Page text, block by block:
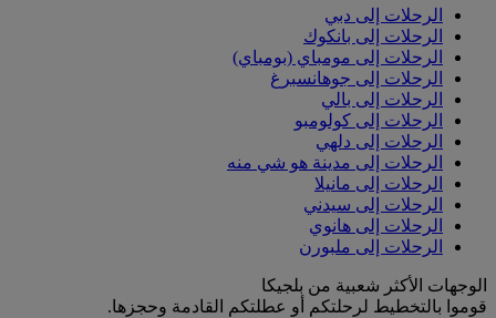
الرحلات إلى دبي
الرحلات إلى بانكوك
الرحلات إلى مومباي (بومباي)
الرحلات إلى جوهانسبرغ
الرحلات إلى بالي
الرحلات إلى كولومبو
الرحلات إلى دلهي
الرحلات إلى مدينة هو شي منه
الرحلات إلى مانيلا
الرحلات إلى سيدني
الرحلات إلى هانوي
الرحلات إلى ملبورن
الوجهات الأكثر شعبية من بلجيكا
قوموا بالتخطيط لرحلتكم أو عطلتكم القادمة وحجزها.